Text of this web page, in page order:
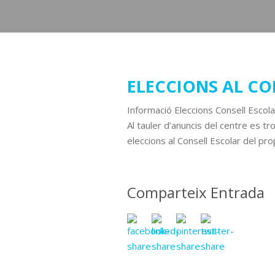
ELECCIONS AL
Informació Eleccions Consell
Al tauler d’anuncis del centre es
eleccions al Consell Escolar del
Comparteix Entrada